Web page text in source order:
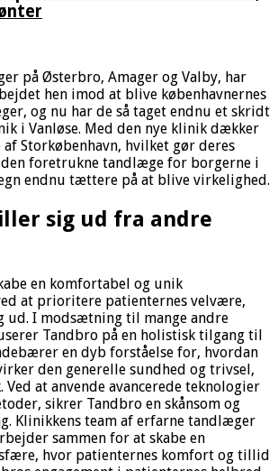
på Østerbro, Amager og Valby, har
hen imod at blive københavnernes
og nu har de så taget endnu et skridt
i Vanløse. Med den nye klinik dækker
Storkøbenhavn, hvilket gør deres
foretrukne tandlæge for borgerne i
endnu tættere på at blive virkelighed.
sig ud fra andre
en komfortabel og unik
at prioritere patienternes velvære,
ud. I modsætning til mange andre
Tandbro på en holistisk tilgang til
en dyb forståelse for, hvordan
den generelle sundhed og trivsel,
Ved at anvende avancerede teknologier
sikrer Tandbro en skånsom og
Klinikkens team af erfarne tandlæger
sammen for at skabe en
hvor patienternes komfort og tillid